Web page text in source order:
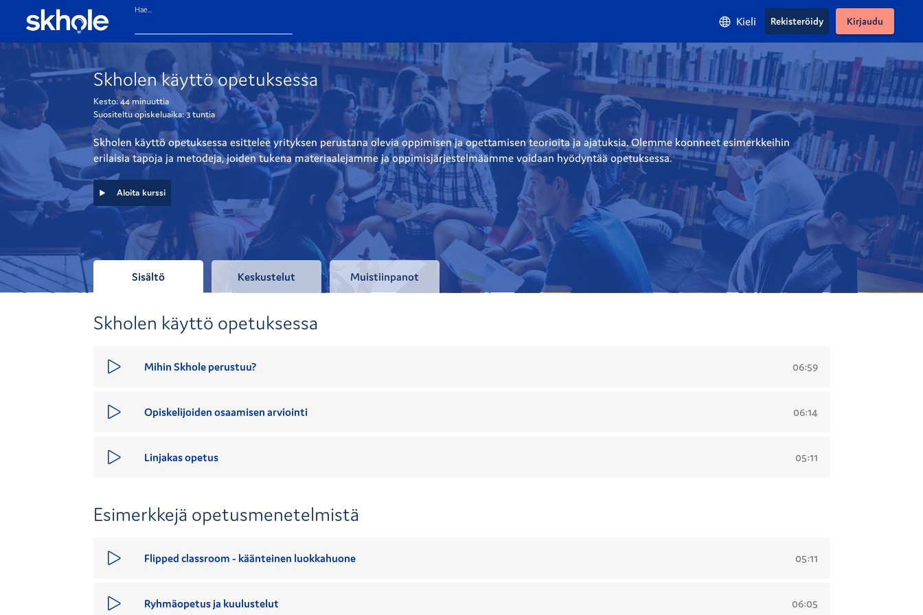
Hae...
Kieli Kirjaudu
Rekisteröidy
Skholen käyttö opetuksessa
Kesto:44 minuuttia
Suositeltu opiskeluaika:3 tuntia
Skholen käyttö opetuksessa esittelee yrityksen perustana olevia oppimisen ja opettamisen teorioita ja ajatuksia. Olemme koonneet esimerkkeihin
erilaisia tapoja ja metodeja, joiden tukena materiaalejamme ja oppimisjärjestelmäämme voidaan hyödyntää opetuksessa.
Aloita kurssi
Sisältö Keskustelut Muistiinpanot
Skholen käyttö opetuksessa
Mihin Skhole perustuu? 06:59
Opiskelijoiden osaamisen arviointi 06:14
Linjakas opetus 05:11
Esimerkkejä opetusmenetelmistä
Flipped classroom - käänteinen luokkahuone 05:11
Ryhmäopetus ja kuulustelut 06:05